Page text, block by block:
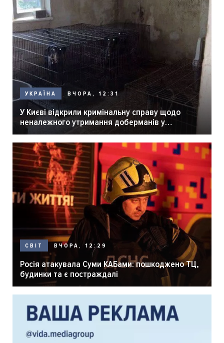
УКРАЇНА ВЧОРА, 12:31
У Києві відкрили кримінальну справу щодо
неналежного утримання доберманів у
розпліднику
СВІТ ВЧОРА, 12:29
Росія атакувала Суми КАБами: пошкоджено ТЦ,
будинки та є постраждалі